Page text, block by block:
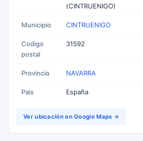
(CINTRUENIGO)
Municipio CINTRUENIGO
Codigo
postal
31592
Provincia NAVARRA
Pais España
Ver ubicación en Google Maps →